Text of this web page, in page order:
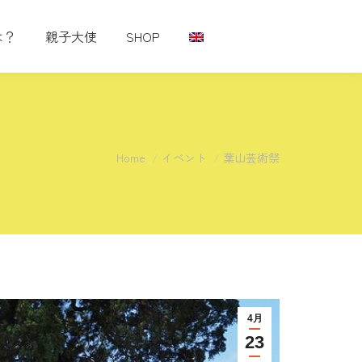
親子大使 SHOP
You are here:
Home イベント 葉山芸術祭
4月
23